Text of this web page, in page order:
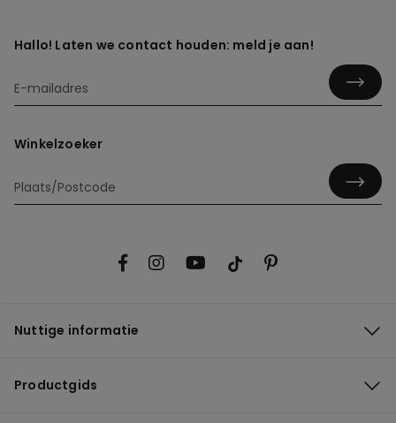
Hallo! Laten we contact houden: meld je aan!
Winkelzoeker
Nuttige informatie
Productgids